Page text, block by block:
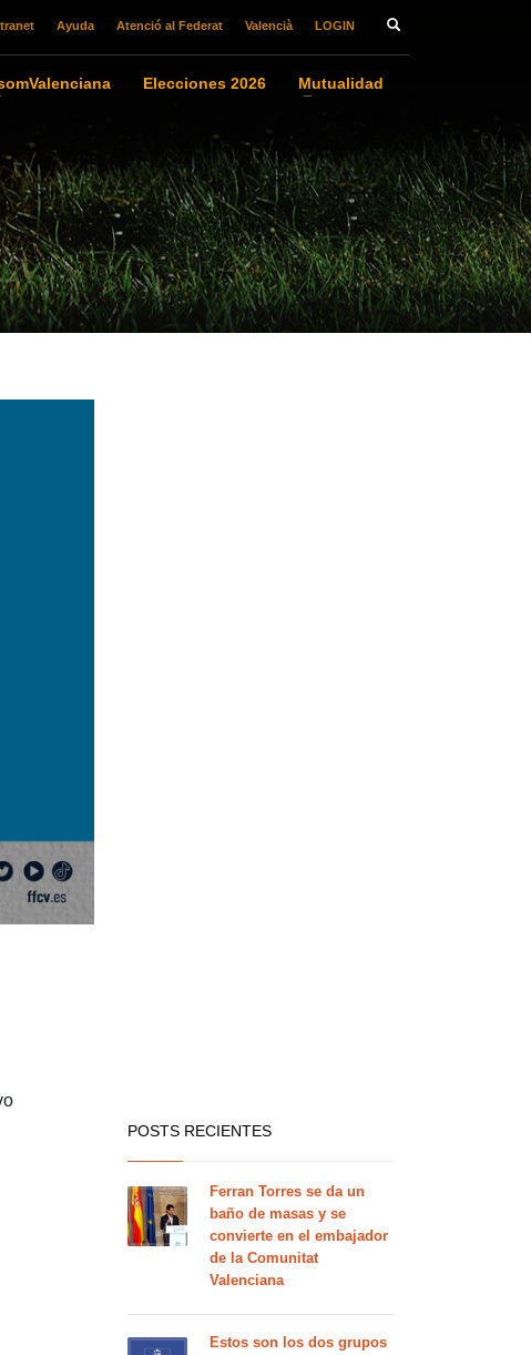
Ayuda Atenció al Federat Valencià LOGIN
Elecciones 2026
Mutualidad
POSTS RECIENTES
Ferran Torres se da un
baño de masas y se
convierte en el embajador
de la Comunitat
Valenciana
Estos son los dos grupos